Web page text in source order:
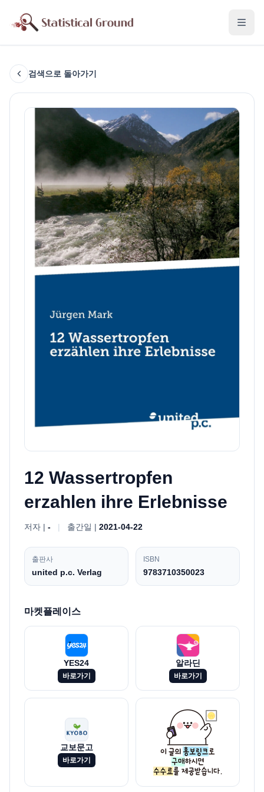
검색으로 돌아가기
12 Wassertropfen
erzahlen ihre Erlebnisse
저자 | - | 출간일 | 2021-04-22
출판사
united p.c. Verlag
ISBN
9783710350023
마켓플레이스
YES24
바로가기
알라딘
바로가기
교보문고
바로가기